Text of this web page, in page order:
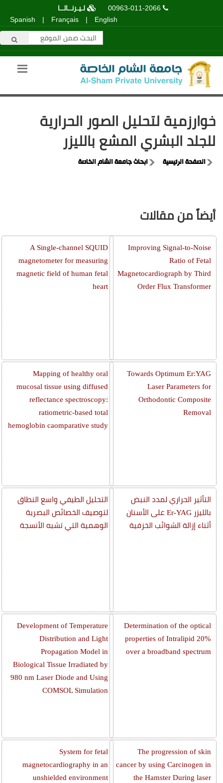
00963-011-2066
لـيـرنــاتــا
English
|
Français
|
Spanish
خوارزمية لتحليل الصور الحرارية
للجلد البشري المشع بالليزر
الصفحة الرئيسية ابحاث جامعة الشام الخاصة
أيضاً من مقالات
Improving Signal-to-Noise
Ratio of Fetal
Magnetocardiograph by Third
Order Flux Transformer
Towards Optimum Er:YAG
Laser Parameters for
Orthodontic Composite
Removal
التأثير الحراري لمدد النبض
بالليزر Er-YAG على الأسنان
أثناء إزالة الشوائب الخزفية
Determination of the optical
properties of Intralipid 20%
over a broadband spectrum
The progression of skin
cancer by using Carcinogen in
the Hamster During laser
A Single-channel SQUID
magnetometer for measuring
magnetic field of human fetal
heart
Mapping of healthy oral
mucosal tissue using diffused
reflectance spectroscopy:
ratiometric-based total
hemoglobin caomparative study
التحليل الطيفي واسع النطاق
لتوصيف الخصائص البصرية
الوهمية التي تشبه الأنسجة
Development of Temperature
Distribution and Light
Propagation Model in
Biological Tissue Irradiated by
980 nm Laser Diode and Using
COMSOL Simulation
System for fetal
magnetocardiography in an
unshielded environment